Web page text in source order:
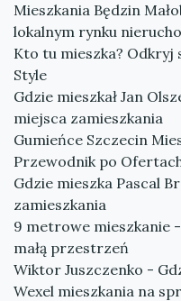
Mieszkania Będzin
lokalnym rynku
Kto tu mieszka? Odkryj
Style
Gdzie mieszkał Jan
miejsca zamieszkania
Gumieńce Szczecin
Przewodnik po
Gdzie mieszka Pascal
zamieszkania
9 metrowe mieszkanie
małą przestrzeń
Wiktor Juszczenko -
Wexel mieszkania na